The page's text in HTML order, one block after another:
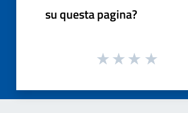
su questa pagina?